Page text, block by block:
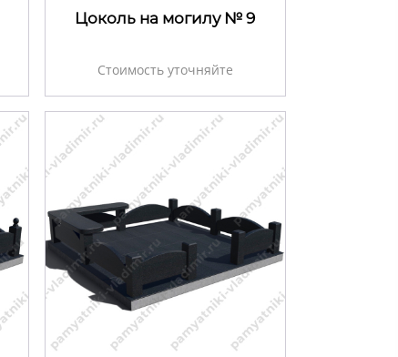
Цоколь на могилу № 9
Стоимость уточняйте